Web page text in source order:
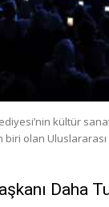
kültür
olan Uluslararası
Daha